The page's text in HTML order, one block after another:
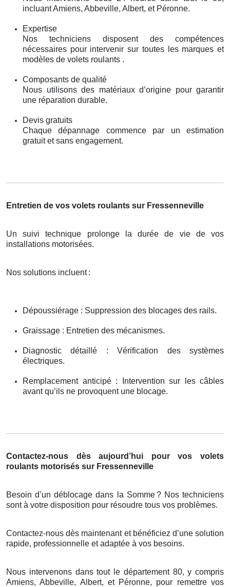
incluant Amiens, Abbeville, Albert, et Péronne.
Expertise
Nos techniciens disposent des compétences
nécessaires pour intervenir sur toutes les marques et
modèles de volets roulants .
Composants de qualité
Nous utilisons des matériaux d’origine pour garantir
une réparation durable.
Devis gratuits
Chaque dépannage commence par un estimation
gratuit et sans engagement.
Entretien de vos volets roulants sur Fressenneville
Un suivi technique prolonge la durée de vie de vos
installations motorisées.
Nos solutions incluent :
Dépoussiérage : Suppression des blocages des rails.
Graissage : Entretien des mécanismes.
Diagnostic détaillé : Vérification des systèmes
électriques.
Remplacement anticipé : Intervention sur les câbles
avant qu’ils ne provoquent une blocage.
Contactez-nous dès aujourd’hui pour vos volets
roulants motorisés sur Fressenneville
Besoin d’un déblocage dans la Somme? Nos techniciens
sontà votre disposition pour résoudre tous vos probl èmes.
Contactez-nous dès maintenant et bénéficiez d’une solution
rapide, professionnelle et adaptée à vos besoins.
Nous intervenons dans tout le département 80, y compris
Amiens, Abbeville, Albert, et Péronne, pour remettre vos